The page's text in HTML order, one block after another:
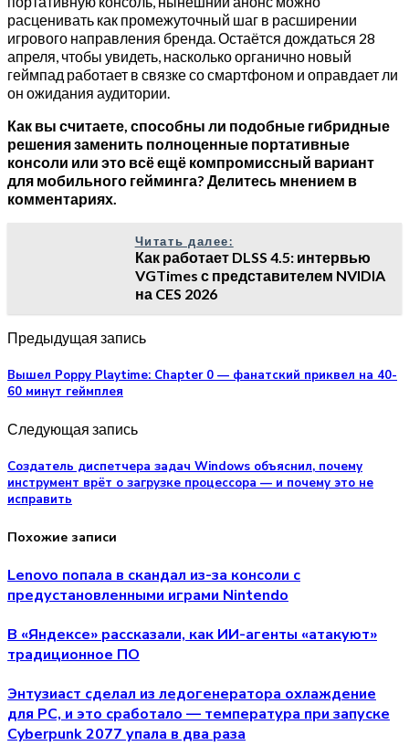
расценивать как промежуточный шаг в расширении
игрового направления бренда. Остаётся дождаться 28
апреля, чтобы увидеть, насколько органично новый
геймпад работает в связке со смартфоном и оправдает ли
он ожидания аудитории.
Как вы считаете, способны ли подобные гибридные
решения заменить полноценные портативные
консоли или это всё ещё компромиссный вариант
для мобильного гейминга? Делитесь мнением в
комментариях.
Читать далее:
Как работает DLSS 4.5: интервью
VGTimes с представителем NVIDIA
на CES 2026
Предыдущая запись
Вышел Poppy Playtime: Chapter 0 — фанатский приквел на 40-
60 минут геймплея
Следующая запись
Создатель диспетчера задач Windows объяснил, почему
инструмент врёт о загрузке процессора — и почему это не
исправить
Похожие записи
Lenovo попала в скандал из-за консоли с
предустановленными играми Nintendo
В «Яндексе» рассказали, как ИИ-агенты «атакуют»
традиционное ПО
Энтузиаст сделал из ледогенератора охлаждение
для PC, и это сработало — температура при запуске
Cyberpunk 2077 упала в два раза